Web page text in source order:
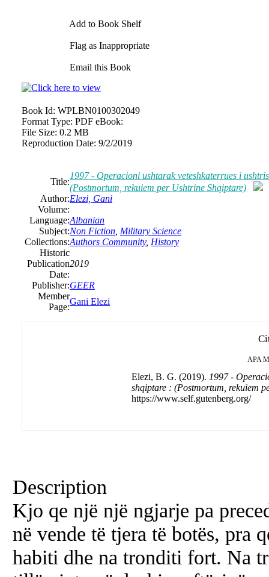
Add to Book Shelf
Flag as Inappropriate
Email this Book
Book Id: WPLBN0100302049
Format Type: PDF eBook:
File Size: 0.2 MB
Reproduction Date: 9/2/2019
Title:
1997 - Operacioni ushtarak veteshkaterrues i
(Postmortum, rekuiem per Ushtrine Shqiptare)
Author:Elezi, Gani
Volume:
Language:Albanian
Subject:Non Fiction Military Science
Collections:Authors Community, History
Historic
Publication
Date:
2019
Publisher:GEER
Member
Page:
Gani Elezi
APA
Elezi, B. G. (2019). 1997 -
shqiptare : (Postmortum, rekuiem
https://www.self.gutenberg.org/
Description
Kjo qe një një ngjarje pa
në vende të tjera të botës, pra
habiti dhe na tronditi fort. Na